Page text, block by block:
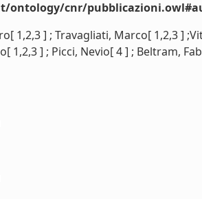
ontology/cnr/
1,2,3 ] ; Travagliati, Marco[ 1,2,3 ]
1,2,3 ] ; Picci, Nevio[ 4 ] ; Beltram,